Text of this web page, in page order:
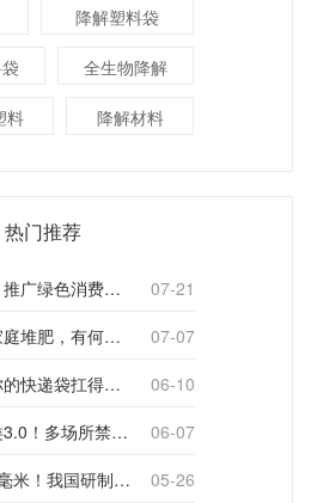
降解塑料袋
全生物降解
料 降解材料
热门推荐
国务院批复！推广绿色消费，引导使用环保可降解包装材料
07-21
工业堆肥和家庭堆肥，有何不同？
07-07
雨季来了，你的快递袋扛得住吗？
06-10
上海垃圾分类3.0！多场所禁止使用一次性塑料袋；推动快递包装绿色转型
06-07
厚度仅0.006毫米！我国研制出超薄型全生物降解渗水地膜
05-26